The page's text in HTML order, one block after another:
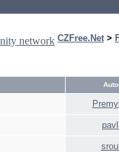
CZFree.Net >